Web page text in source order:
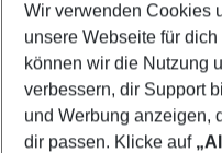
Familienurlaub
Frübucher
Last Minute Calpe
Pauschalreisen
Wir verwenden Cookies
unsere Webseite für
können wir die Nutzung
verbessern, dir Support
und Werbung anzeigen,
dir passen. Klicke auf